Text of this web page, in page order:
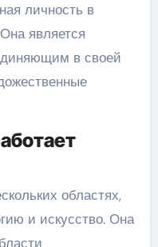
личность в
является
в своей
областях,
и искусство. Она